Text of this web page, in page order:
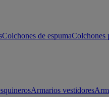
Colchones de espumaColchones
Armarios vestidores